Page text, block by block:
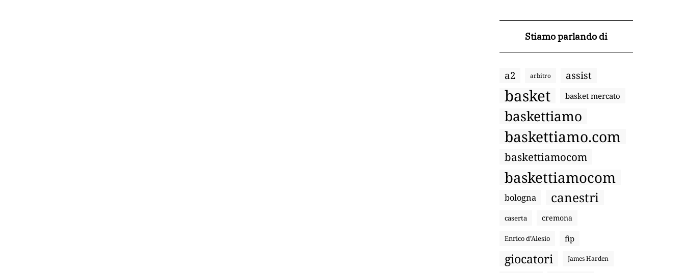
Stiamo parlando di
a2 arbitro assist
basket basket mercato
baskettiamo
baskettiamo.com
baskettiamocom
baskettiamocom
bologna canestri
caserta cremona
Enrico d’Alesio fip
giocatori James Harden